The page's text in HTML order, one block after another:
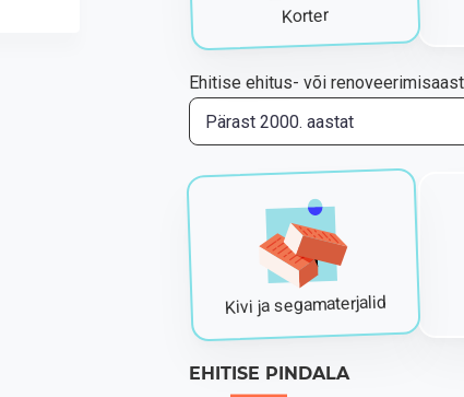
Korter
Pärast 2000. aastat
Ehitise ehitus- või
Kivi ja segamaterjalid
EHITISE PINDALA